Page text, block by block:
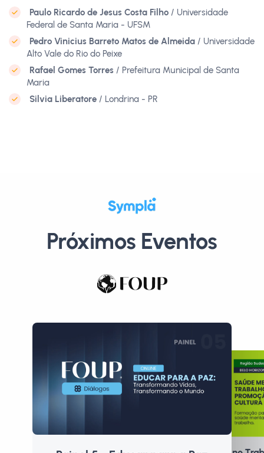
Paulo Ricardo de Jesus Costa Filho / Universidade
Federal de Santa Maria - UFSM
Pedro Vinicius Barreto Matos de Almeida / Universidade
Alto Vale do Rio do Peixe
Rafael Gomes Torres / Prefeitura Municipal de Santa
Maria
Silvia Liberatore / Londrina - PR
Próximos Eventos